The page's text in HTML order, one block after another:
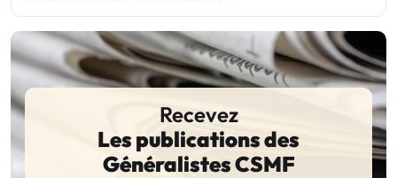
Recevez
Les publications des
Généralistes CSMF